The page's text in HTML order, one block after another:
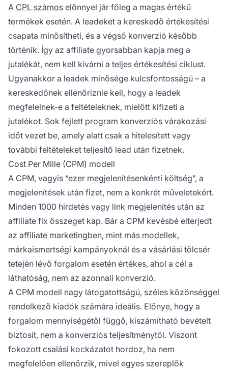
A CPL számos előnnyel jár főleg a magas értékű
termékek esetén. A leadeket a kereskedő értékesítési
csapata minősítheti, és a végső konverzió később
történik. Így az affiliate gyorsabban kapja meg a
jutalékát, nem kell kivárni a teljes értékesítési ciklust.
Ugyanakkor a leadek minősége kulcsfontosságú – a
kereskedőnek ellenőriznie kell, hogy a leadek
megfelelnek-e a feltételeknek, mielőtt kifizeti a
jutalékot. Sok fejlett program konverziós várakozási
időt vezet be, amely alatt csak a hitelesített vagy
további feltételeket teljesítő lead után fizetnek.
Cost Per Mille (CPM) modell
A CPM, vagyis “ezer megjelenítésenkénti költség”, a
megjelenítések után fizet, nem a konkrét műveletekért.
Minden 1000 hirdetés vagy link megjelenítés után az
affiliate fix összeget kap. Bár a CPM kevésbé elterjedt
az affiliate marketingben, mint más modellek,
márkaismertségi kampányoknál és a vásárlási tölcsér
tetején lévő forgalom esetén értékes, ahol a cél a
láthatóság, nem az azonnali konverzió.
A CPM modell nagy látogatottságú, széles közönséggel
rendelkező kiadók számára ideális. Előnye, hogy a
forgalom mennyiségétől függő, kiszámítható bevételt
biztosít, nem a konverziós teljesítménytől. Viszont
fokozott csalási kockázatot hordoz, ha nem
megfelelően ellenőrzik, mivel egyes szereplők